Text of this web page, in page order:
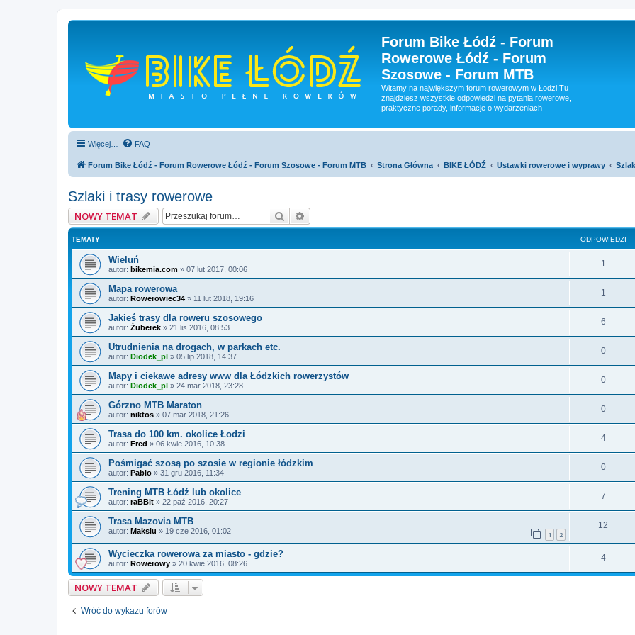
Forum Bike Łódź - Forum
Rowerowe Łódź - Forum
Szosowe - Forum MTB
Witamy na największym forum rowerowym w Łodzi.Tu
znajdziesz wszystkie odpowiedzi na pytania rowerowe,
praktyczne porady, informacje o wydarzeniach
Więcej… FAQ
Forum Bike Łódź - Forum Rowerowe Łódź - Forum Szosowe - Forum MTB Strona Główna BIKE ŁÓDŹ Ustawki rowerowe i wyprawy
Szlaki i trasy rowerowe
NOWY TEMAT Szukaj
TEMATY ODPOWIEDZI
Wieluń
autor: bikemia.com » 07 lut 2017, 00:06
1
Mapa rowerowa
autor: Rowerowiec34 » 11 lut 2018, 19:16
1
Jakieś trasy dla roweru szosowego
autor: Żuberek » 21 lis 2016, 08:53
6
Utrudnienia na drogach, w parkach etc.
autor: Diodek_pl » 05 lip 2018, 14:37
0
Mapy i ciekawe adresy www dla Łódzkich rowerzystów
autor: Diodek_pl » 24 mar 2018, 23:28
0
Górzno MTB Maraton
autor: niktos » 07 mar 2018, 21:26
0
Trasa do 100 km. okolice Łodzi
autor: Fred » 06 kwie 2016, 10:38
4
Pośmigać szosą po szosie w regionie łódzkim
autor: Pablo » 31 gru 2016, 11:34
0
Trening MTB Łódź lub okolice
autor: raBBit » 22 paź 2016, 20:27
7
Trasa Mazovia MTB
autor: Maksiu » 19 cze 2016, 01:02 1 2
12
Wycieczka rowerowa za miasto - gdzie?
autor: Rowerowy » 20 kwie 2016, 08:26
4
NOWY TEMAT
Wróć do wykazu forów